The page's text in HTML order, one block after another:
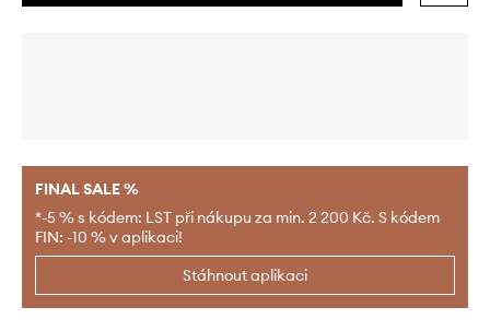
FINAL SALE %
*-5 % s kódem: LST při nákupu za min. 2 200 Kč. S kódem
FIN: -10 % v aplikaci!
Stáhnout aplikaci